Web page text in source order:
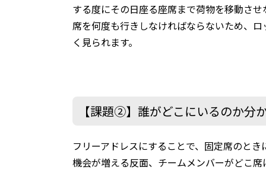
する度にその日座る座席まで荷物を移動さ
席を何度も行きしなければならないため、
く見られます。
【課題②】誰がどこにいるのか分
フリーアドレスにすることで、固定席のと
機会が増える反面、チームメンバーがどこ